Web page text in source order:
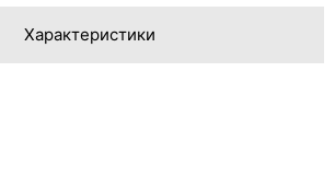
Характеристики